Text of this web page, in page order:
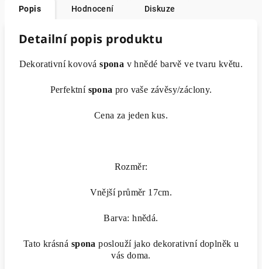
Popis Hodnocení Diskuze
Detailní popis produktu
Dekorativní kovováspona v hnědé barvě ve tvaru květu.
Perfektní spona pro vaše závěsy/záclony.
Cena za jeden kus.
Rozměr:
Vnější průměr 17cm.
Barva: hnědá.
Tato krásná spona poslouží jako dekorativní doplněk u
vás doma.